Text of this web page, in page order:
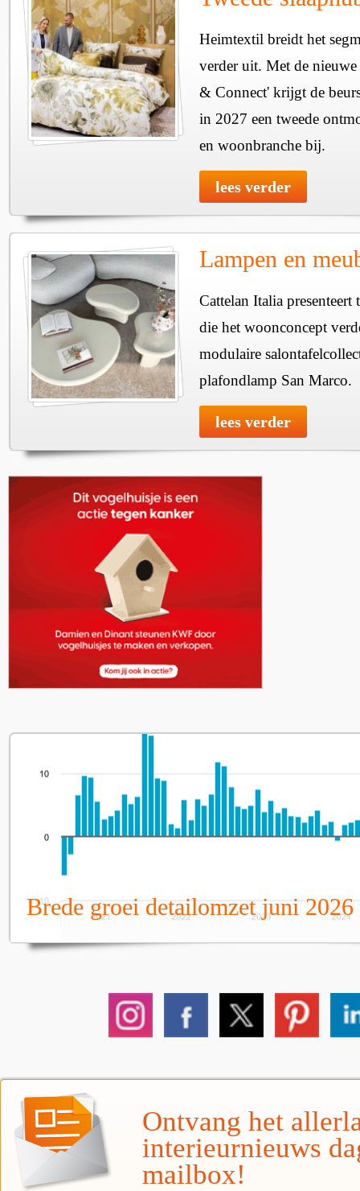
Heimtextil breidt het
verder uit. Met de
& Connect' krijgt de
in 2027 een tweede
en woonbranche bij.
lees verder
Lampen en
Cattelan Italia
die het woonconcept
modulaire
plafondlamp San Marco.
lees verder
Brede groei detailomzet juni 2026
Ontvang het
interieurnieuws
mailbox!